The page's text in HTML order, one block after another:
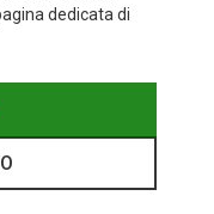
dedicata di